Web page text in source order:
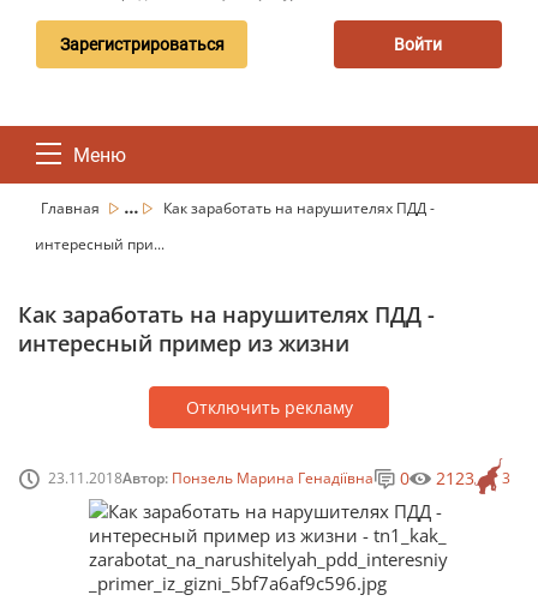
Зарегистрироваться Войти
Меню
Главная ...
Как заработать на нарушителях ПДД -
интересный при...
Как заработать на нарушителях ПДД -
интересный пример из жизни
Отключить рекламу
23.11.2018Автор: Понзель Марина Генадіївна 3
0 2123